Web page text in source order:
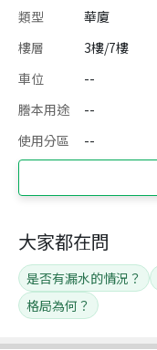
類型 華廈
樓層
3樓/7樓
車位
--
謄本用途
--
使用分區
--
大家都在問
是否有漏水的情況？
格局為何？